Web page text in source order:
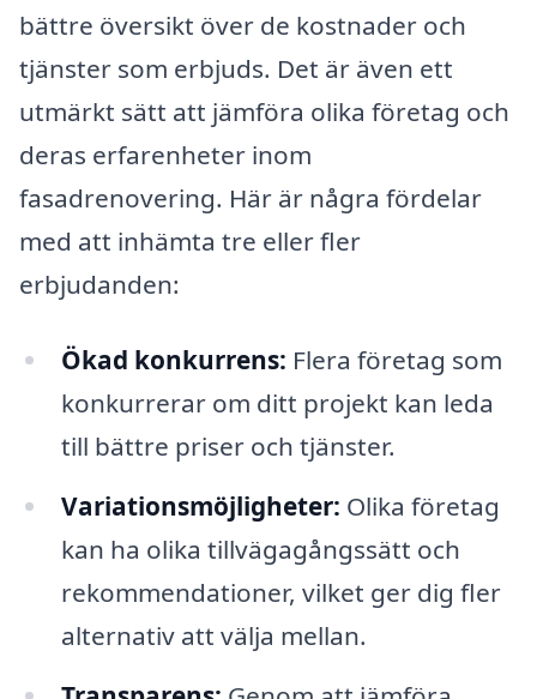
bättre översikt över de kostnader och
tjänster som erbjuds. Det är även ett
utmärkt sätt att jämföra olika företag och
deras erfarenheter inom
fasadrenovering. Här är några fördelar
med att inhämta tre eller fler
erbjudanden:
Ökad konkurrens: Flera företag som
konkurrerar om ditt projekt kan leda
till bättre priser och tjänster.
Variationsmöjligheter: Olika företag
kan ha olika tillvägagångssätt och
rekommendationer, vilket ger dig fler
alternativ att välja mellan.